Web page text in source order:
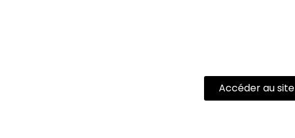
Accéder au site